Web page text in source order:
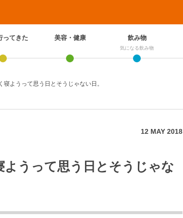
ってきた 美容・健康 飲み物
気になる飲み物
寝ようって思う日とそうじゃない日。
12 MAY 2018
うって思う日とそうじゃな